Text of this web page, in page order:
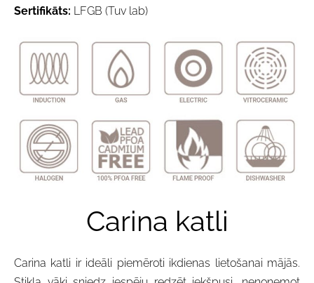
Sertifikāts: LFGB (Tuv lab)
Carina katli
Carina katli ir ideāli piemēroti ikdienas lietošanai mājās.